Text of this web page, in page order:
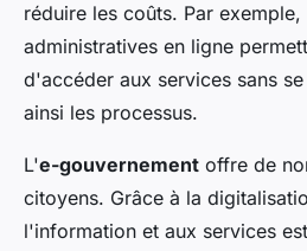
réduire les coûts. Par
administratives en ligne
d'accéder aux services sans
ainsi les processus.
L'e-gouvernement offre de
citoyens. Grâce à la
l'information et aux services